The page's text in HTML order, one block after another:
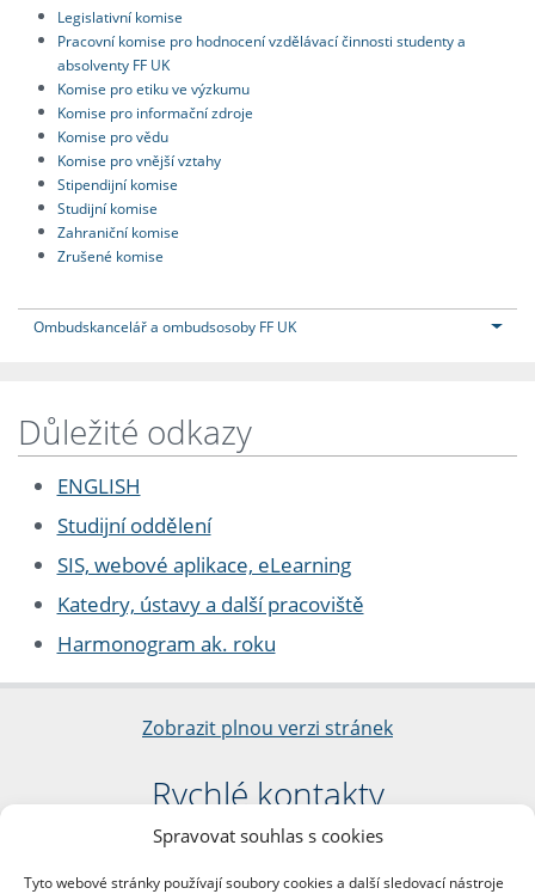
Spravovat souhlas s cookies
Tyto webové stránky používají soubory cookies a další sledovací nástroje
Legislativní komise
Pracovní komise pro hodnocení vzdělávací činnosti studenty a
absolventy FF UK
Komise pro etiku ve výzkumu
Komise pro informační zdroje
Komise pro vědu
Komise pro vnější vztahy
Stipendijní komise
Studijní komise
Zahraniční komise
Zrušené komise
Ombudskancelář a ombudsosoby FF UK
Důležité odkazy
ENGLISH
Studijní oddělení
SIS, webové aplikace, eLearning
Katedry, ústavy a další pracoviště
Harmonogram ak. roku
Zobrazit plnou verzi stránek
Rychlé kontakty
Filozofická fakulta